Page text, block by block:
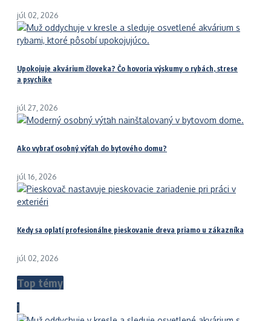
júl 02, 2026
Upokojuje akvárium človeka? Čo hovoria výskumy o rybách, strese
a psychike
júl 27, 2026
Ako vybrať osobný výťah do bytového domu?
júl 16, 2026
Kedy sa oplatí profesionálne pieskovanie dreva priamo u zákazníka
júl 02, 2026
Top témy
1